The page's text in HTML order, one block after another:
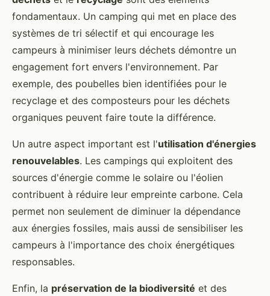
fondamentaux. Un camping qui met en place des
systèmes de tri sélectif et qui encourage les
campeurs à minimiser leurs déchets démontre un
engagement fort envers l'environnement. Par
exemple, des poubelles bien identifiées pour le
recyclage et des composteurs pour les déchets
organiques peuvent faire toute la différence.
Un autre aspect important est l'utilisation d'énergies
renouvelables. Les campings qui exploitent des
sources d'énergie comme le solaire ou l'éolien
contribuent à réduire leur empreinte carbone. Cela
permet non seulement de diminuer la dépendance
aux énergies fossiles, mais aussi de sensibiliser les
campeurs à l'importance des choix énergétiques
responsables.
Enfin, la préservation de la biodiversité et des